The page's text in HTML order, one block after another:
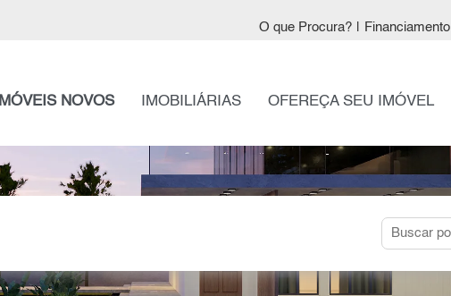
O que Procura? Financiamento
IMÓVEIS NOVOS IMOBILIÁRIAS OFEREÇA SEU IMÓVEL